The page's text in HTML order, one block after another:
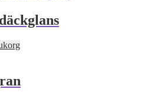
har
flera
De
kan
väljas